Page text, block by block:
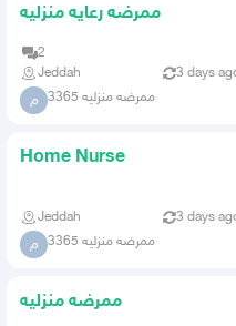
ممرضه رعايه منزليه
2
Jeddah
3 days
م ممرضه منزليه 3365
Home Nurse
Jeddah 3 days
م ممرضه منزليه 3365
ممرضه منزليه